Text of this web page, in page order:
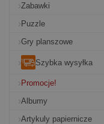
Zabawki
Puzzle
Gry planszowe
Szybka wysyłka
Promocje!
Albumy
Artykuly papiernicze